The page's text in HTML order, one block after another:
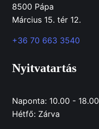
8500 Pápa
Március 15. tér 12.
+36 70 663 3540
Nyitvatartás
Naponta: 10.00 - 18.00
Hétfő: Zárva